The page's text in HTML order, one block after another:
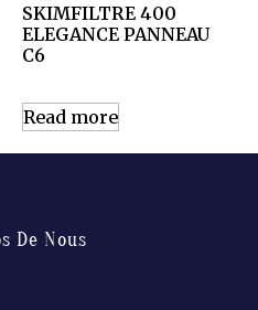
SKIMFILTRE 400
ELEGANCE PANNEAU
C6
Read more
De Nous